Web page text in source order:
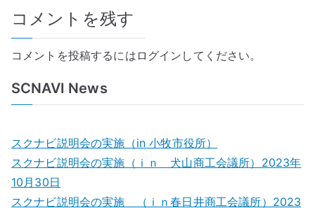
コメントを残す
コメントを投稿するには ログイン してください。
SCNAVI News
スクナビ説明会の実施（in 小牧市役所）
スクナビ説明会の実施（ｉｎ 犬山商工会議所）2023年
10月30日
スクナビ説明会の実施 （ｉｎ春日井商工会議所）2023